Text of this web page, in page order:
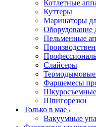
Котлетные
Куттеры
Маринаторы
Оборудование
Пельменные
Слайсеры
Фаршемесы
Шпигорезки
Только в мае
Вакуумные